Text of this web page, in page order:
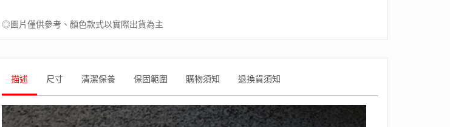
STORMPEAK
FL
件
式
羽
◎圖片僅供參考、顏色款式以實際出貨為主
描述 尺寸 清潔保養 保固範圍 購物須知 退換貨須知